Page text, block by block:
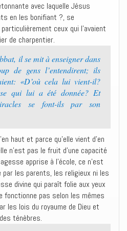
avec laquelle Jésus
en les bonifiant ?, se
ceux qui l’avaient
de charpentier.
il se mit à enseigner dans
de gens l’entendirent; ils
«D’où cela lui vient-il?
qui lui a été donnée? Et
se font-ils par son
haut et parce qu’elle vient d’en
n’est pas le fruit d’une capacité
apprise à l’école, ce n’est
les parents, les religieux ni les
divine qui paraît folie aux yeux
fonctionne pas selon les mêmes
les lois du royaume de Dieu et
ténèbres.